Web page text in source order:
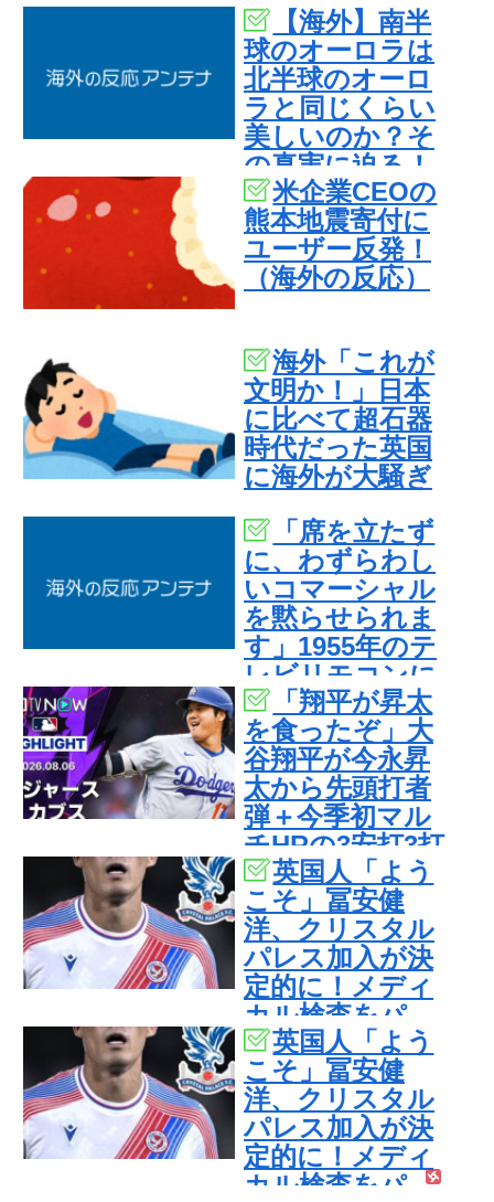
【海外】南半
球のオーロラは
北半球のオーロ
ラと同じくらい
美しいのか？そ
の真実に迫る！
米企業CEOの
熊本地震寄付に
ユーザー反発！
（海外の反応）
海外「これが
文明か！」日本
に比べて超石器
時代だった英国
に海外が大騒ぎ
「席を立たず
に、わずらわし
いコマーシャル
を黙らせられま
す」1955年のテ
レビリモコンに
は引き金が付い
ていた
「翔平が昇太
を食ったぞ」大
谷翔平が今永昇
太から先頭打者
弾＋今季初マル
チHRの3安打3打
点も、カブスが
スイープ達成！
LAD 6-7
CHC（海外の反
応）
英国人「よう
こそ」冨安健
洋、クリスタル
パレス加入が決
定的に！メディ
カル検査をパ
ス！現地サポが
歓迎！アーセナ
ルファンも祝
福！【海外の反
応】
英国人「よう
こそ」冨安健
洋、クリスタル
パレス加入が決
定的に！メディ
カル検査をパ